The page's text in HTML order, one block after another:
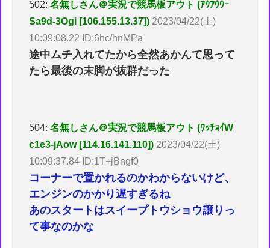
502:名無しさん＠実況で競馬板アウト (ｱｳｱｳｳｰ
Sa9d-3Ogi [106.155.13.37]) 2023/04/22(土)
10:09:08.22 ID:6hc/hnMPa
途中ムチ入れてたから全然あかんて思って
たら最後の末脚が抜群だった
504:名無しさん＠実況で競馬板アウト (ﾜｯﾁｮｲW
c1e3-jAow [114.16.141.110]) 2023/04/22(土)
10:09:37.84 ID:1T+jBngf0
コーナーで置かれるのかわからないけど、
エンジンのかかり遅すぎるね
あのスタートはスイープトウショウ譲りっ
て事なのかな